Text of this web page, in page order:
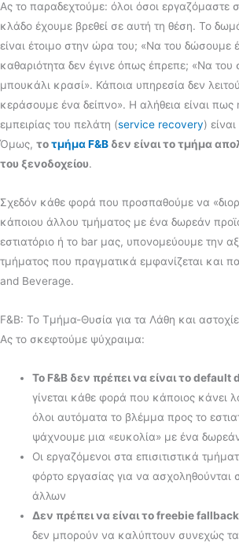
Ας το παραδεχτούμε: όλοι όσοι εργαζόμαστε
κλάδο έχουμε βρεθεί σε αυτή τη θέση. Το
είναι έτοιμο στην ώρα του; «Να του
καθαριότητα δεν έγινε όπως έπρεπε; «Να του
μπουκάλι κρασί». Κάποια υπηρεσία δεν
κεράσουμε ένα δείπνο». Η αλήθεια είναι
εμπειρίας του πελάτη (service recovery)
Όμως, τοτμήμα F&B δεν είναι το τμήμα
του ξενοδοχείου.
Σχεδόν κάθε φορά που προσπαθούμε να
κάποιου άλλου τμήματος με ένα δωρεάν
εστιατόριο ή το bar μας, υπονομεύουμε την
τμήματος που πραγματικά εμφανίζεται και
and Beverage.
F&B: Το Τμήμα-Θυσία για τα Λάθη και
Ας το σκεφτούμε ψύχραιμα:
Το F&B δεν πρέπει να είναι το default
γίνεται κάθε φορά που κάποιος κάνει
όλοι αυτόματα το βλέμμα προς το
ψάχνουμε μια «ευκολία» με ένα
Οι εργαζόμενοι στα επισιτιστικά
φόρτο εργασίας για να ασχοληθούνται
άλλων
Δεν πρέπει να είναι το freebie
δεν μπορούν να καλύπτουν συνεχώς